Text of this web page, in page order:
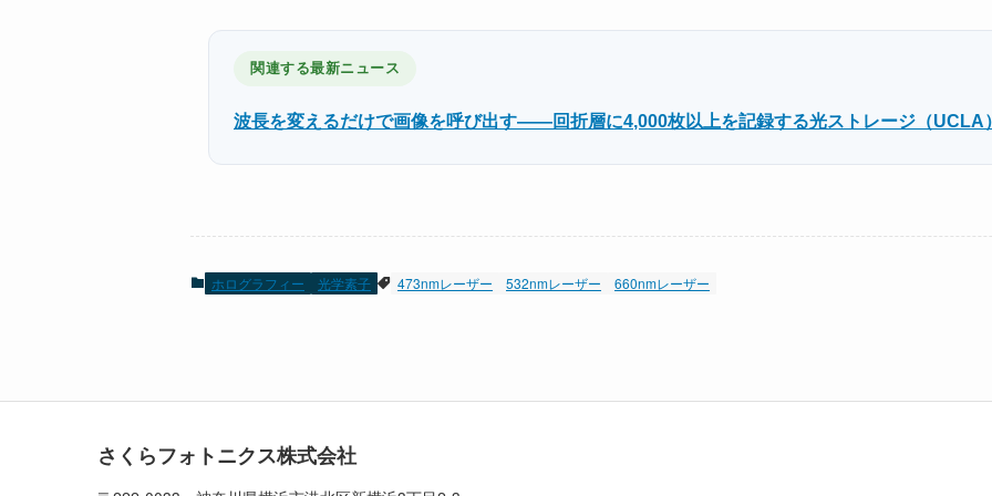
関連する最新ニュース
波長を変えるだけで画像を呼び出す——回折層に4,000枚以上を記録する光ストレージ（UCLA
ホログラフィー 光学素子 473nmレーザー 532nmレーザー 660nmレーザー
さくらフォトニクス株式会社